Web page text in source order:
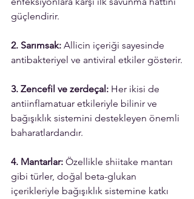
güçlendirir.
2. Sarımsak: Allicin içeriği sayesinde
antibakteriyel ve antiviral etkiler gösterir.
3. Zencefil ve zerdeçal: Her ikisi de
antiinflamatuar etkileriyle bilinir ve
bağışıklık sistemini destekleyen önemli
baharatlardandır.
4. Mantarlar: Özellikle shiitake mantarı
gibi türler, doğal beta-glukan
içerikleriyle bağışıklık sistemine katkı